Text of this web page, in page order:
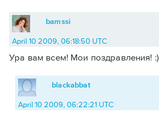
bamssi
April 10 2009, 06:18:50 UTC
Ура вам всем! Мои поздравления! :)
blackabbat
April 10 2009, 06:22:21 UTC